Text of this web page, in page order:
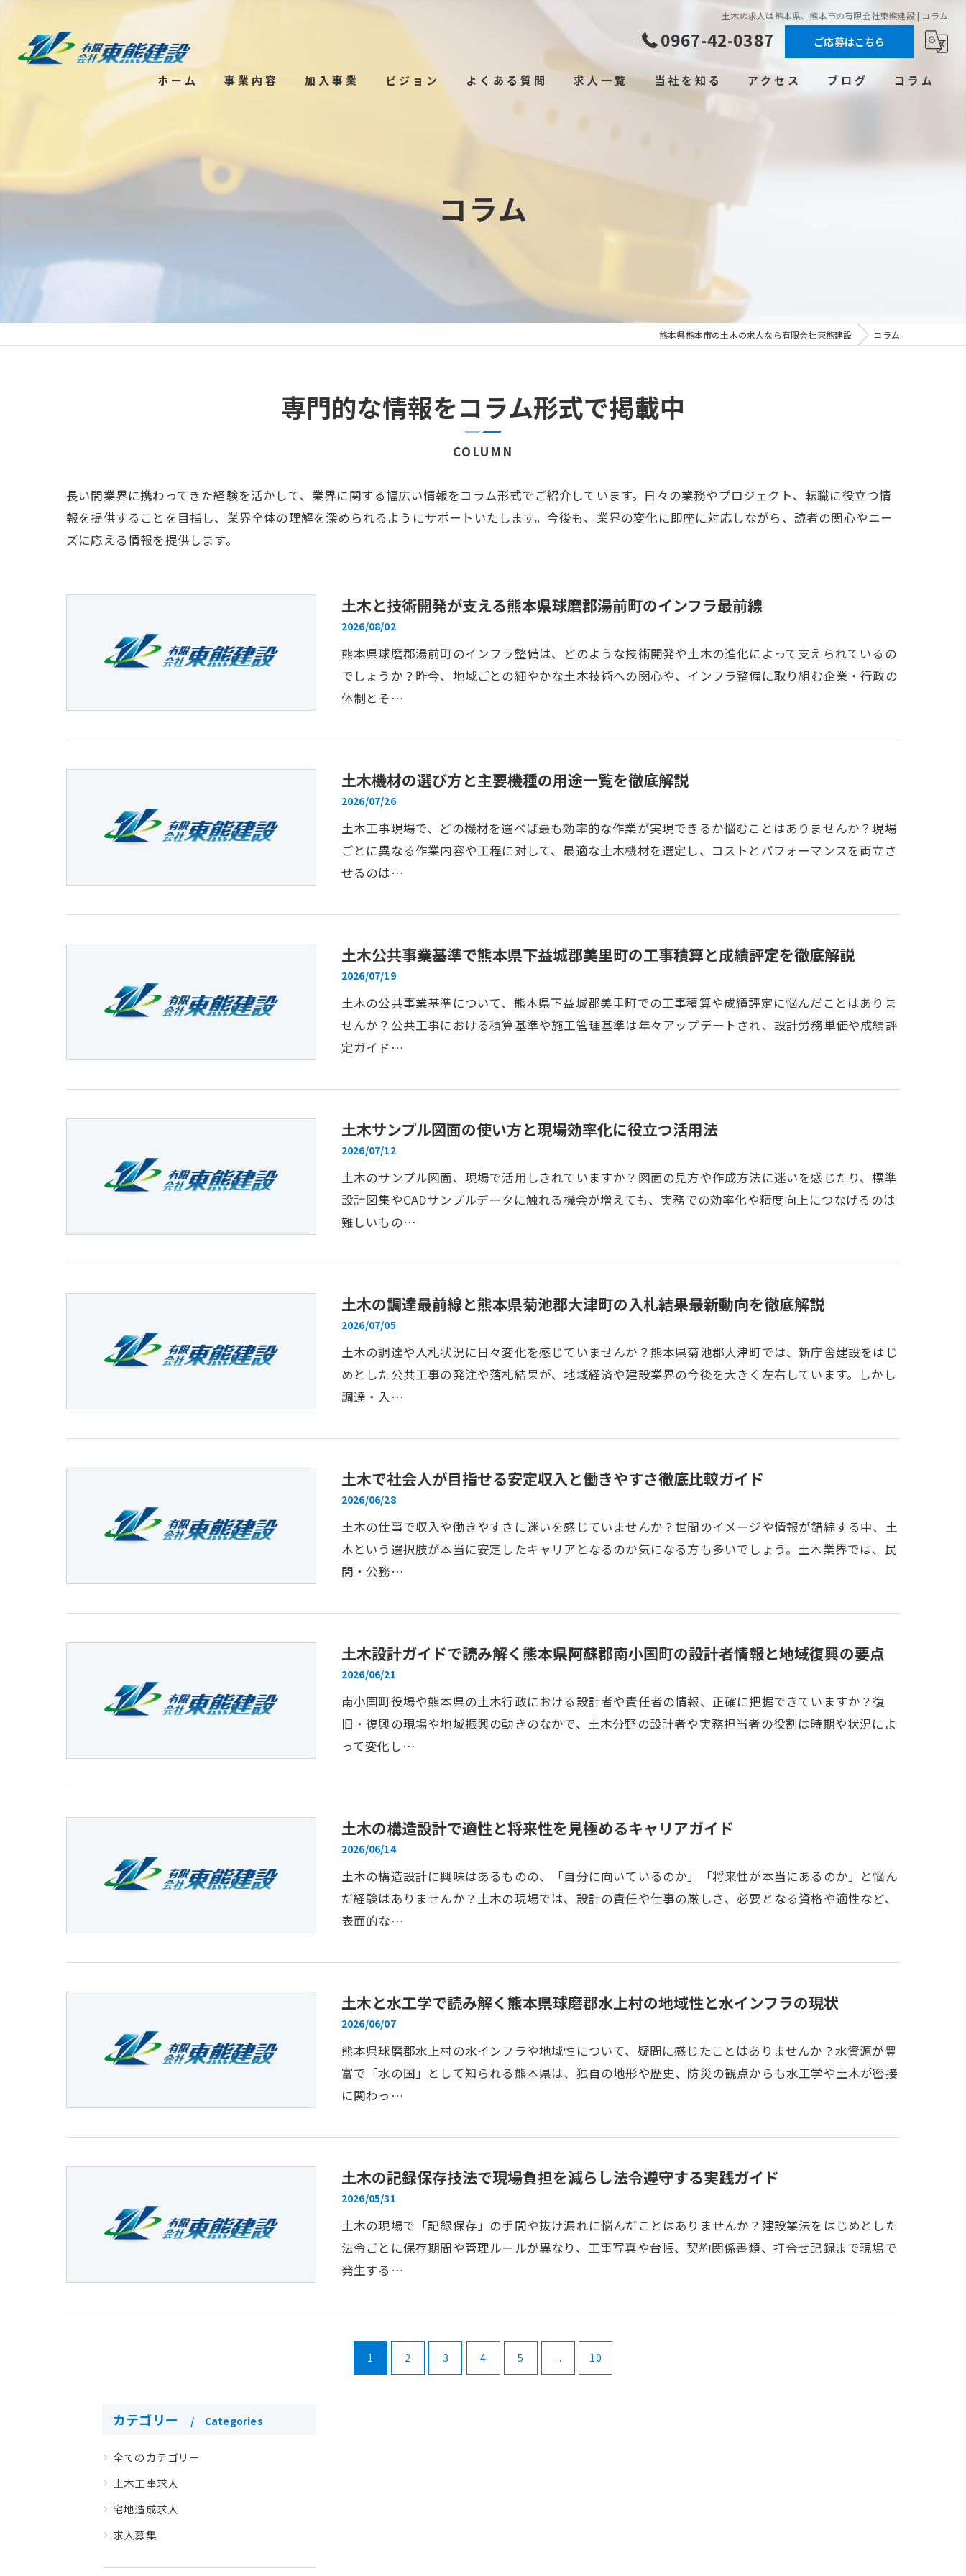
土木の求人は熊本県、熊本市の有限会社東熊建設 | コラム
0967-42-0387 ご応募はこちら
ホーム 事業内容 加入事業 ビジョン よくある質問 求人一覧 当社を知る アクセス ブログ コラム
コラム
熊本県熊本市の土木の求人なら有限会社東熊建設 コラム
専門的な情報をコラム形式で掲載中
COLUMN
長い間業界に携わってきた経験を活かして、業界に関する幅広い情報をコラム形式でご紹介しています。日々の業務やプロジェクト、転職に役立つ情
報を提供することを目指し、業界全体の理解を深められるようにサポートいたします。今後も、業界の変化に即座に対応しながら、読者の関心やニー
ズに応える情報を提供します。
土木と技術開発が支える熊本県球磨郡湯前町のインフラ最前線
2026/08/02
熊本県球磨郡湯前町のインフラ整備は、どのような技術開発や土木の進化によって支えられているの
でしょうか？昨今、地域ごとの細やかな土木技術への関心や、インフラ整備に取り組む企業・行政の
体制とそ…
土木機材の選び方と主要機種の用途一覧を徹底解説
2026/07/26
土木工事現場で、どの機材を選べば最も効率的な作業が実現できるか悩むことはありませんか？現場
ごとに異なる作業内容や工程に対して、最適な土木機材を選定し、コストとパフォーマンスを両立さ
せるのは…
土木公共事業基準で熊本県下益城郡美里町の工事積算と成績評定を徹底解説
2026/07/19
土木の公共事業基準について、熊本県下益城郡美里町での工事積算や成績評定に悩んだことはありま
せんか？公共工事における積算基準や施工管理基準は年々アップデートされ、設計労務単価や成績評
定ガイド…
土木サンプル図面の使い方と現場効率化に役立つ活用法
2026/07/12
土木のサンプル図面、現場で活用しきれていますか？図面の見方や作成方法に迷いを感じたり、標準
設計図集やCADサンプルデータに触れる機会が増えても、実務での効率化や精度向上につなげるのは
難しいもの…
土木の調達最前線と熊本県菊池郡大津町の入札結果最新動向を徹底解説
2026/07/05
土木の調達や入札状況に日々変化を感じていませんか？熊本県菊池郡大津町では、新庁舎建設をはじ
めとした公共工事の発注や落札結果が、地域経済や建設業界の今後を大きく左右しています。しかし
調達・入…
土木で社会人が目指せる安定収入と働きやすさ徹底比較ガイド
2026/06/28
土木の仕事で収入や働きやすさに迷いを感じていませんか？世間のイメージや情報が錯綜する中、土
木という選択肢が本当に安定したキャリアとなるのか気になる方も多いでしょう。土木業界では、民
間・公務…
土木設計ガイドで読み解く熊本県阿蘇郡南小国町の設計者情報と地域復興の要点
2026/06/21
南小国町役場や熊本県の土木行政における設計者や責任者の情報、正確に把握できていますか？復
旧・復興の現場や地域振興の動きのなかで、土木分野の設計者や実務担当者の役割は時期や状況によ
って変化し…
土木の構造設計で適性と将来性を見極めるキャリアガイド
2026/06/14
土木の構造設計に興味はあるものの、「自分に向いているのか」「将来性が本当にあるのか」と悩ん
だ経験はありませんか？土木の現場では、設計の責任や仕事の厳しさ、必要となる資格や適性など、
表面的な…
土木と水工学で読み解く熊本県球磨郡水上村の地域性と水インフラの現状
2026/06/07
熊本県球磨郡水上村の水インフラや地域性について、疑問に感じたことはありませんか？水資源が豊
富で「水の国」として知られる熊本県は、独自の地形や歴史、防災の観点からも水工学や土木が密接
に関わっ…
土木の記録保存技法で現場負担を減らし法令遵守する実践ガイド
2026/05/31
土木の現場で「記録保存」の手間や抜け漏れに悩んだことはありませんか？建設業法をはじめとした
法令ごとに保存期間や管理ルールが異なり、工事写真や台帳、契約関係書類、打合せ記録まで現場で
発生する…
1 2 3 4 5 ... 10
カテゴリー Categories
全てのカテゴリー
土木工事求人
宅地造成求人
求人募集